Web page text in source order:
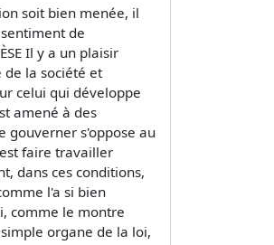
soit bien menée, il
de
Il y a un plaisir
de la société et
celui qui développe
amené à des
gouverner s'oppose au
faire travailler
dans ces conditions,
l'a si bien
comme le montre
organe de la loi,